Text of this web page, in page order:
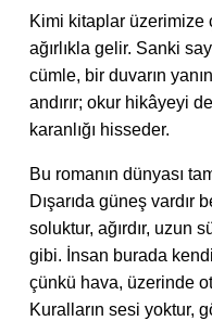
Kimi kitaplar üzerimize
ağırlıkla gelir. Sanki
cümle, bir duvarın
andırır; okur hikâyeyi
karanlığı hisseder.
Bu romanın dünyası
Dışarıda güneş vardır
soluktur, ağırdır, uzun
gibi. İnsan burada
çünkü hava, üzerinde
Kuralların sesi yoktur,